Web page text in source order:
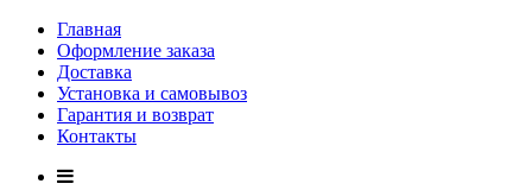
Главная
Оформление заказа
Доставка
Установка и самовывоз
Гарантия и возврат
Контакты